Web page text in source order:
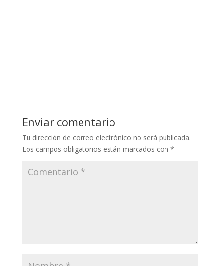
Enviar comentario
Tu dirección de correo electrónico no será publicada.
Los campos obligatorios están marcados con *